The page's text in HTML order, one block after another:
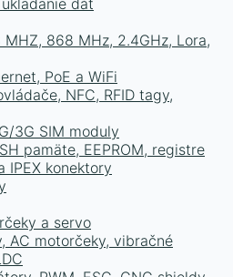
dát
868 MHz, 2.4GHz, Lora,
PoE a WiFi
NFC, RFID tagy,
3G SIM moduly
pamäte, EEPROM, registre
IPEX konektory
a servo
AC motorčeky, vibračné